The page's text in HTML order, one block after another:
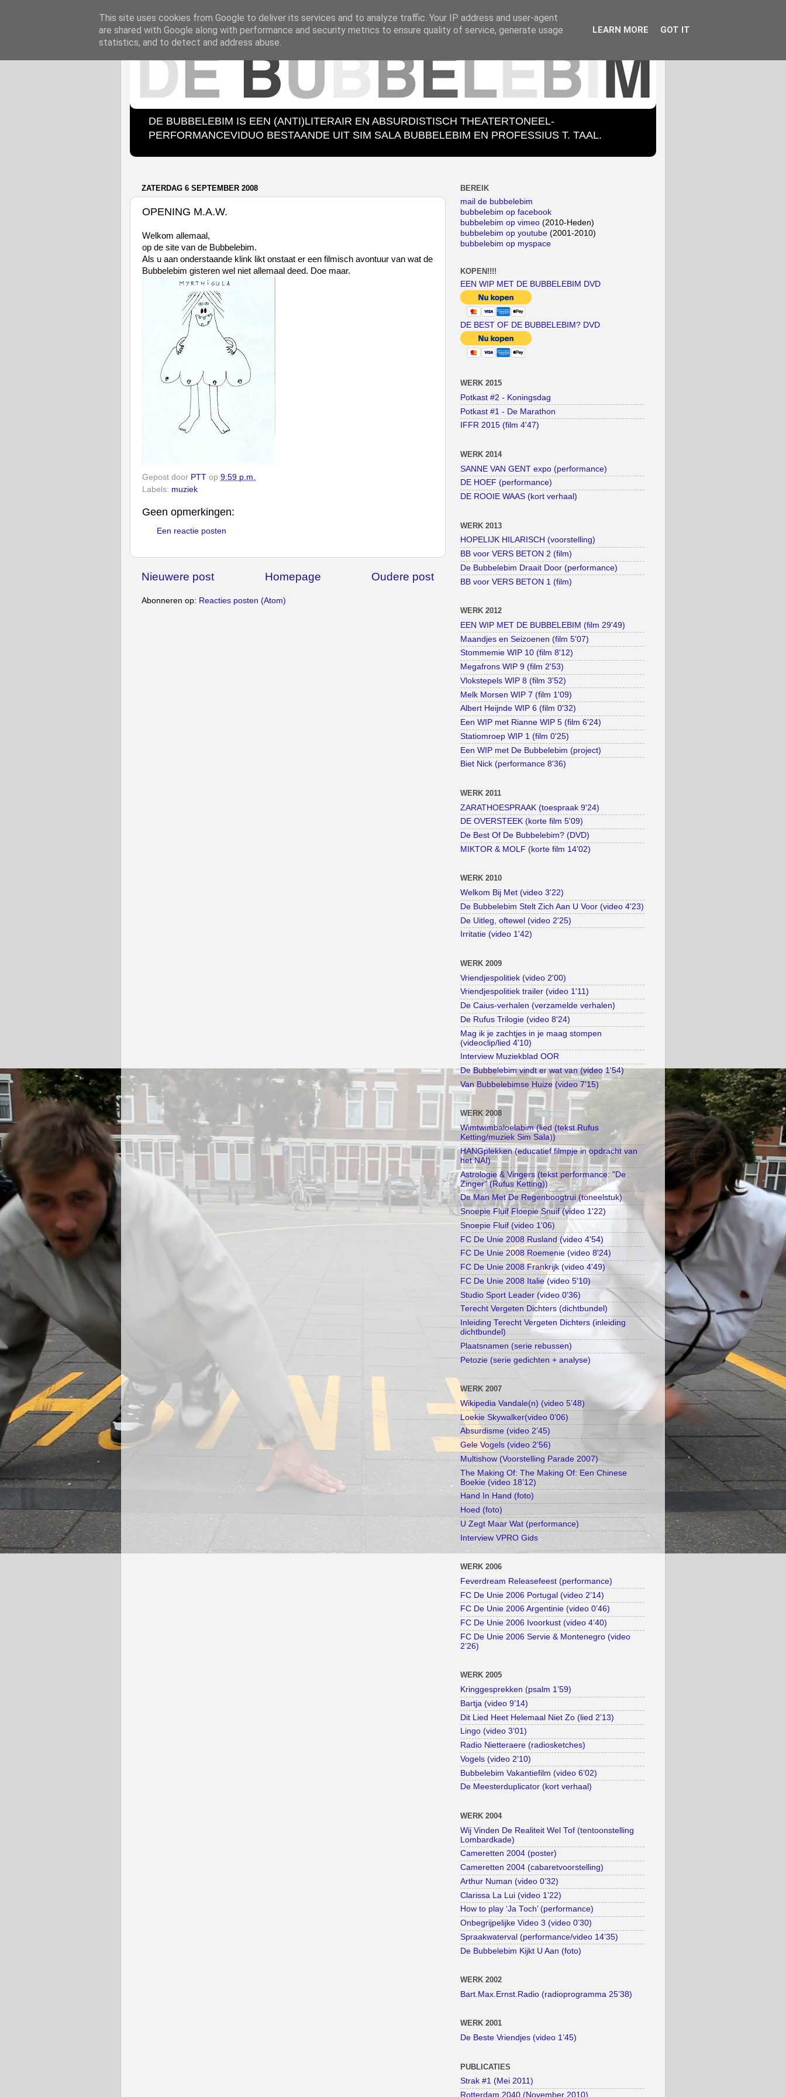
DE BUBBELEBIM IS EEN (ANTI)LITERAIR EN ABSURDISTISCH THEATERTONEEL-
PERFORMANCEVIDUO BESTAANDE UIT SIM SALA BUBBELEBIM EN PROFESSIUS T. TAAL.
ZATERDAG 6 SEPTEMBER 2008
OPENING M.A.W.
Welkom allemaal,
op de site van de Bubbelebim.
Als u aan onderstaande klink likt onstaat er een filmisch avontuur van wat de
Bubbelebim gisteren wel niet allemaal deed. Doe maar.
Gepost door PTT op 9:59 p.m.
Labels: muziek
Geen opmerkingen:
Een reactie posten
Nieuwere post Oudere post
Homepage
Abonneren op: Reacties posten (Atom)
BEREIK
mail de bubbelebim
bubbelebim op facebook
bubbelebim op vimeo (2010-Heden)
bubbelebim op youtube (2001-2010)
bubbelebim op myspace
KOPEN!!!!
EEN WIP MET DE BUBBELEBIM DVD
DE BEST OF DE BUBBELEBIM? DVD
WERK 2015
Potkast #2 - Koningsdag
Potkast #1 - De Marathon
IFFR 2015 (film 4'47)
WERK 2014
SANNE VAN GENT expo (performance)
DE HOEF (performance)
DE ROOIE WAAS (kort verhaal)
WERK 2013
HOPELIJK HILARISCH (voorstelling)
BB voor VERS BETON 2 (film)
De Bubbelebim Draait Door (performance)
BB voor VERS BETON 1 (film)
WERK 2012
EEN WIP MET DE BUBBELEBIM (film 29'49)
Maandjes en Seizoenen (film 5'07)
Stommemie WIP 10 (film 8'12)
Megafrons WIP 9 (film 2'53)
Vlokstepels WIP 8 (film 3'52)
Melk Morsen WIP 7 (film 1'09)
Albert Heijnde WIP 6 (film 0'32)
Een WIP met Rianne WIP 5 (film 6'24)
Statiomroep WIP 1 (film 0'25)
Een WIP met De Bubbelebim (project)
Biet Nick (performance 8'36)
WERK 2011
ZARATHOESPRAAK (toespraak 9'24)
DE OVERSTEEK (korte film 5'09)
De Best Of De Bubbelebim? (DVD)
MIKTOR & MOLF (korte film 14'02)
WERK 2010
Welkom Bij Met (video 3'22)
De Bubbelebim Stelt Zich Aan U Voor (video 4'23)
De Uitleg, oftewel (video 2'25)
Irritatie (video 1'42)
WERK 2009
Vriendjespolitiek (video 2'00)
Vriendjespolitiek trailer (video 1'11)
De Caius-verhalen (verzamelde verhalen)
De Rufus Trilogie (video 8'24)
Mag ik je zachtjes in je maag stompen
(videoclip/lied 4'10)
Interview Muziekblad OOR
De Bubbelebim vindt er wat van (video 1'54)
Van Bubbelebimse Huize (video 7'15)
WERK 2008
Wimtwimbaloelabim (lied (tekst Rufus
Ketting/muziek Sim Sala))
HANGplekken (educatief filmpje in opdracht van
het NAI)
Astrologie & Vingers (tekst performance: "De
Zinger" (Rufus Ketting))
De Man Met De Regenboogtrui (toneelstuk)
Snoepie Fluif Floepie Snuif (video 1'22)
Snoepie Fluif (video 1'06)
FC De Unie 2008 Rusland (video 4'54)
FC De Unie 2008 Roemenie (video 8'24)
FC De Unie 2008 Frankrijk (video 4'49)
FC De Unie 2008 Italie (video 5'10)
Studio Sport Leader (video 0'36)
Terecht Vergeten Dichters (dichtbundel)
Inleiding Terecht Vergeten Dichters (inleiding
dichtbundel)
Plaatsnamen (serie rebussen)
Petozie (serie gedichten + analyse)
WERK 2007
Wikipedia Vandale(n) (video 5’48)
Loekie Skywalker(video 0’06)
Absurdisme (video 2’45)
Gele Vogels (video 2’56)
Multishow (Voorstelling Parade 2007)
The Making Of: The Making Of: Een Chinese
Boekie (video 18’12)
Hand In Hand (foto)
Hoed (foto)
U Zegt Maar Wat (performance)
Interview VPRO Gids
WERK 2006
Feverdream Releasefeest (performance)
FC De Unie 2006 Portugal (video 2’14)
FC De Unie 2006 Argentinie (video 0’46)
FC De Unie 2006 Ivoorkust (video 4’40)
FC De Unie 2006 Servie & Montenegro (video
2’26)
WERK 2005
Kringgesprekken (psalm 1’59)
Bartja (video 9’14)
Dit Lied Heet Helemaal Niet Zo (lied 2’13)
Lingo (video 3’01)
Radio Nietteraere (radiosketches)
Vogels (video 2’10)
Bubbelebim Vakantiefilm (video 6’02)
De Meesterduplicator (kort verhaal)
WERK 2004
Wij Vinden De Realiteit Wel Tof (tentoonstelling
Lombardkade)
Cameretten 2004 (poster)
Cameretten 2004 (cabaretvoorstelling)
Arthur Numan (video 0’32)
Clarissa La Lui (video 1’22)
How to play ‘Ja Toch’ (performance)
Onbegrijpelijke Video 3 (video 0’30)
Spraakwaterval (performance/video 14’35)
De Bubbelebim Kijkt U Aan (foto)
WERK 2002
Bart.Max.Ernst.Radio (radioprogramma 25’38)
WERK 2001
De Beste Vriendjes (video 1’45)
PUBLICATIES
Strak #1 (Mei 2011)
Rotterdam 2040 (November 2010)
This site uses cookies from Google to deliver its services and to analyze traffic. Your IP address and user-agent
are shared with Google along with performance and security metrics to ensure quality of service, generate usage
statistics, and to detect and address abuse.
LEARN MORE GOT IT